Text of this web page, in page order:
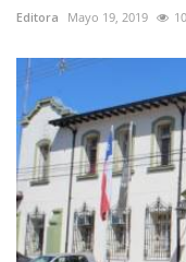
Editora Mayo 19, 2019